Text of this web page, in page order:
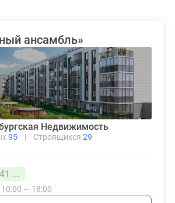
ансамбль»
Недвижимость
95 | Строящихся 29
...
— 18:00